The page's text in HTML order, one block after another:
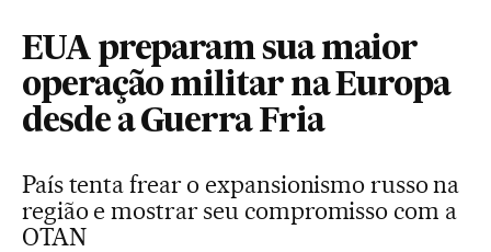
EUA preparam sua maior
operação militar na Europa
desde a Guerra Fria
País tenta frear o expansionismo russo na
região e mostrar seu compromisso com a
OTAN